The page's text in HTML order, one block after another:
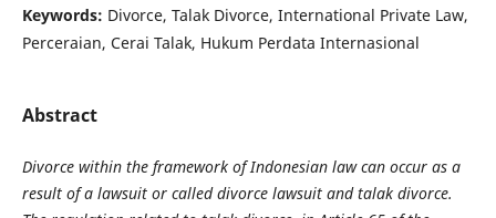
Keywords: Divorce, Talak Divorce, International Private Law,
Perceraian, Cerai Talak, Hukum Perdata Internasional
Abstract
Divorce within the framework of Indonesian law can occur as a
result of a lawsuit or called divorce lawsuit and talak divorce.